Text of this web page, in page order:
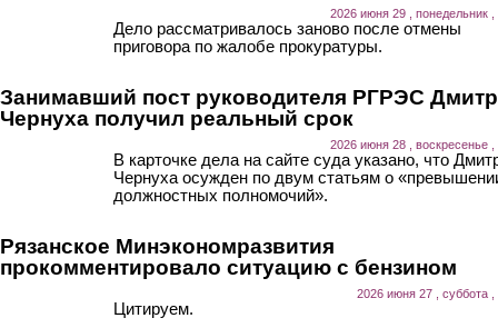
2026 июня 29 , понедельник ,
Дело рассматривалось заново после отмены
приговора по жалобе прокуратуры.
Занимавший пост руководителя РГРЭС
Чернуха получил реальный срок
2026 июня 28 , воскресенье ,
В карточке дела на сайте суда указано, что
Чернуха осужден по двум статьям о
должностных полномочий».
Рязанское Минэкономразвития
прокомментировало ситуацию с бензином
2026 июня 27 , суббота ,
Цитируем.